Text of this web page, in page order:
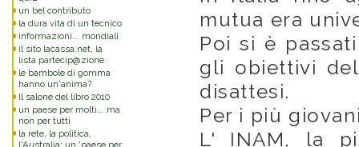
un bel contributo
la dura vita di un tecnico
informazioni... mondiali
il sito lacassa.net, la
lista partecip@zione
le bambole di gomma
hanno un'anima?
Il salone del libro 2010
un paese per molti... ma
non per tutti
la rete, la politica,
l'Australia: un 'paese per
mutua era
Poi si è
gli obiettivi
disattesi.
Per i più
L' INAM, la